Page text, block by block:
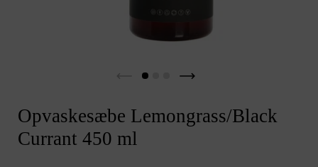
Opvaskesæbe Lemongrass/Black
Currant 450 ml